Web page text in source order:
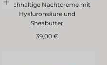
Reichhaltige Nachtcreme mit
Hyaluronsäure und
Sheabutter
Regulärer
39,00 €